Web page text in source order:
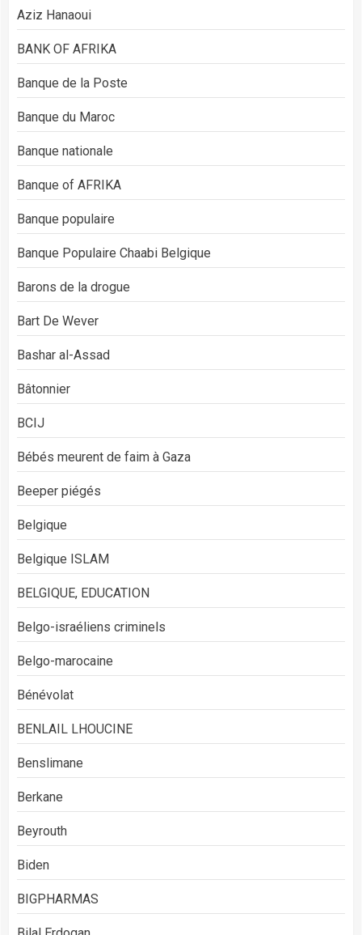
Aziz Hanaoui
BANK OF AFRIKA
Banque de la Poste
Banque du Maroc
Banque nationale
Banque of AFRIKA
Banque populaire
Banque Populaire Chaabi Belgique
Barons de la drogue
Bart De Wever
Bashar al-Assad
Bâtonnier
BCIJ
Bébés meurent de faim à Gaza
Beeper piégés
Belgique
Belgique ISLAM
BELGIQUE, EDUCATION
Belgo-israéliens criminels
Belgo-marocaine
Bénévolat
BENLAIL LHOUCINE
Benslimane
Berkane
Beyrouth
Biden
BIGPHARMAS